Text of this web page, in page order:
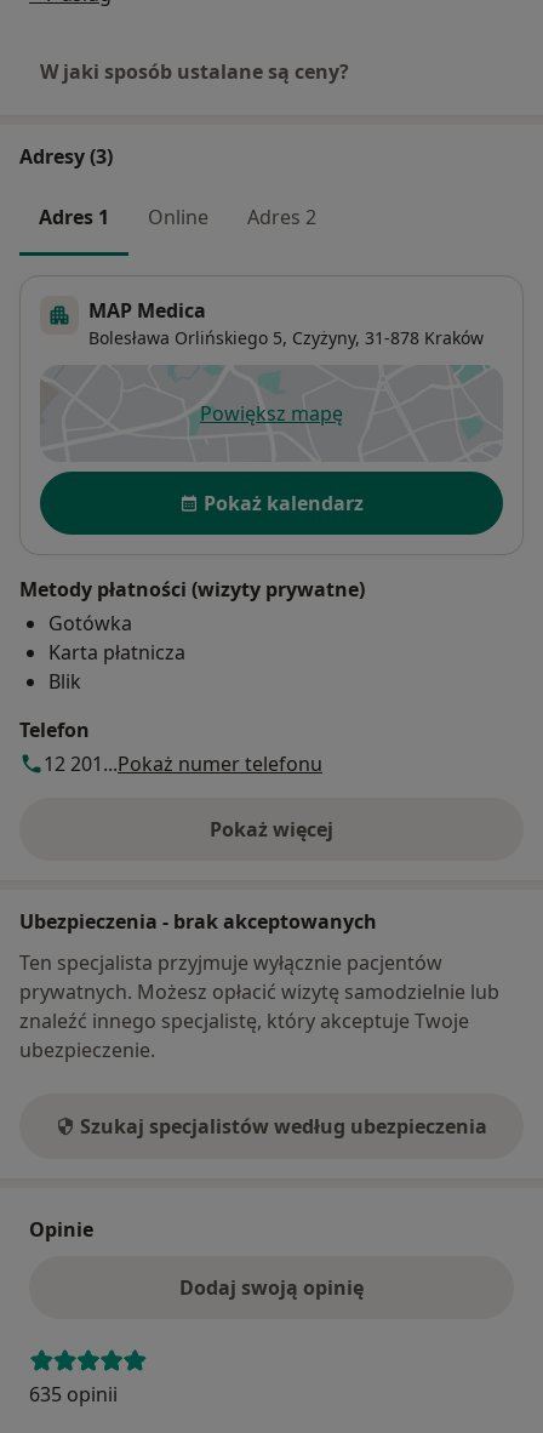
W jaki sposób ustalane są ceny?
Adresy (3)
Adres 1 Online Adres 2
MAP Medica
Bolesława Orlińskiego 5, Czyżyny, 31-878 Kraków
Powiększ mapęotwiera się w nowej karcie
Dostępność
Pokaż kalendarz
Metody płatności (wizyty prywatne)
Gotówka
Karta płatnicza
Blik
Telefon
12 201...Pokaż numer telefonu
Pokaż więcej
o adresie
Ubezpieczenia - brak akceptowanych
Ten specjalista przyjmuje wyłącznie pacjentów
prywatnych. Możesz opłacić wizytę samodzielnie lub
znaleźć innego specjalistę, który akceptuje Twoje
ubezpieczenie.
Szukaj specjalistów według ubezpieczenia
Opinie
Dodaj swoją opinię
635 opinii